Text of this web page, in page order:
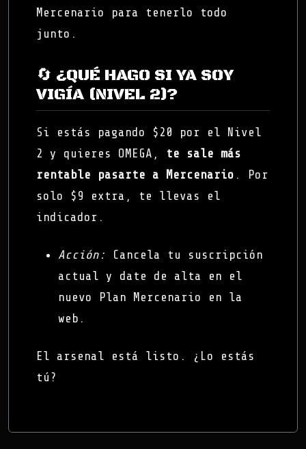
Mercenario para tenerlo todo
junto.
🔄 ¿QUÉ HAGO SI YA SOY
VIGÍA (NIVEL 2)?
Si estás pagando $20 por el Nivel
2 y quieres OMEGA, te sale más
rentable pasarte a Mercenario . Por
solo $9 extra, te llevas el
indicador.
Acción: Cancela tu suscripción
actual y date de alta en el
nuevo Plan Mercenario en la
web.
El arsenal está listo. ¿Lo estás
tú?